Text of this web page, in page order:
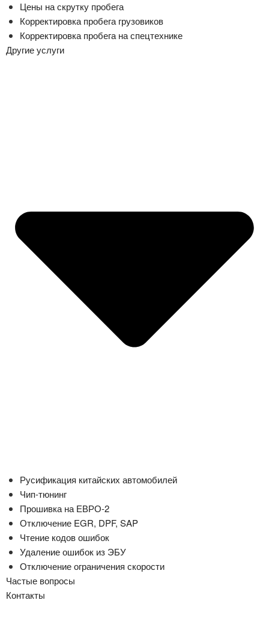
Цены на скрутку пробега
Корректировка пробега грузовиков
Корректировка пробега на спецтехнике
Другие услуги
Русификация китайских автомобилей
Чип-тюнинг
Прошивка на ЕВРО-2
Отключение EGR, DPF, SAP
Чтение кодов ошибок
Удаление ошибок из ЭБУ
Отключение ограничения скорости
Частые вопросы
Контакты